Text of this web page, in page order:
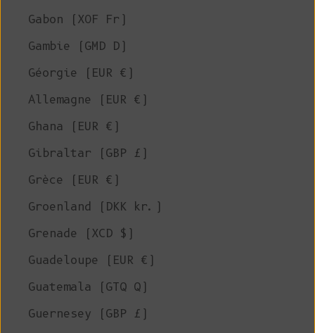
Gabon (XOF Fr)
Gambie (GMD D)
Géorgie (EUR €)
Allemagne (EUR €)
Ghana (EUR €)
Gibraltar (GBP £)
Grèce (EUR €)
Groenland (DKK kr.)
Grenade (XCD $)
Guadeloupe (EUR €)
Guatemala (GTQ Q)
Guernesey (GBP £)